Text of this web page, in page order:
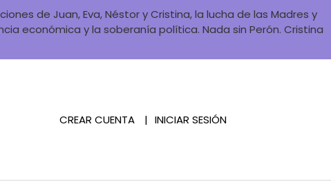
de Juan, Eva, Néstor y Cristina, la lucha de las Madres y
económica y la soberanía política. Nada sin Perón. Cristina
CREAR CUENTA INICIAR SESIÓN